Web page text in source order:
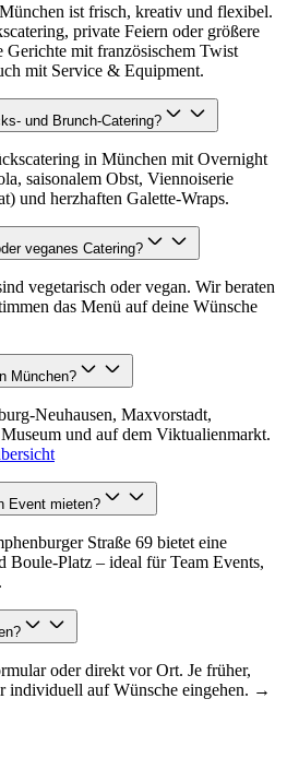
ist frisch, kreativ und flexibel.
private Feiern oder größere
mit französischem Twist
mit Service & Equipment.
und Brunch-Catering?
in München mit Overnight
saisonalem Obst, Viennoiserie
und herzhaften Galette-Wraps.
veganes Catering?
vegetarisch oder vegan. Wir beraten
das Menü auf deine Wünsche
München?
Neuhausen, Maxvorstadt,
und auf dem Viktualienmarkt.
Event mieten?
Straße 69 bietet eine
Boule-Platz – ideal für Team Events,
oder direkt vor Ort. Je früher,
individuell auf Wünsche eingehen. →